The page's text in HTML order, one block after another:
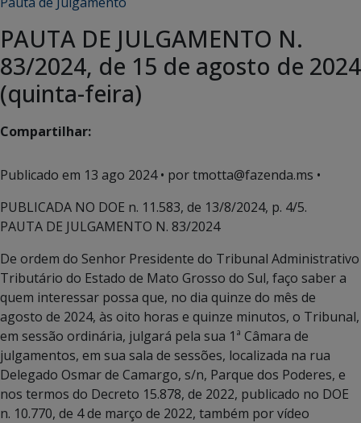
PAUTA DE JULGAMENTO N.
83/2024, de 15 de agosto de 2024
(quinta-feira)
Compartilhar:
Publicado em 13 ago 2024• por tmotta@fazenda.ms •
PUBLICADA NO DOE n. 11.583, de 13/8/2024, p. 4/5.
PAUTA DE JULGAMENTO N. 83/2024
De ordem do Senhor Presidente do Tribunal Administrativo
Tributário do Estado de Mato Grosso do Sul, faço saber a
quem interessar possa que, no dia quinze do mês de
agosto de 2024, às oito horas e quinze minutos, o Tribunal,
em sessão ordinária, julgará pela sua 1ª Câmara de
julgamentos, em sua sala de sessões, localizada na rua
Delegado Osmar de Camargo, s/n, Parque dos Poderes, e
nos termos do Decreto 15.878, de 2022, publicado no DOE
n. 10.770, de 4 de março de 2022, também por vídeo